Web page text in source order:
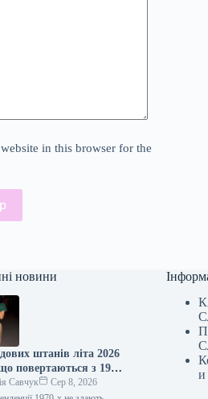
in this browser for the
новини
штанів літа 2026
повертаються з 1970-
Савчук
Сер 8, 2026
и